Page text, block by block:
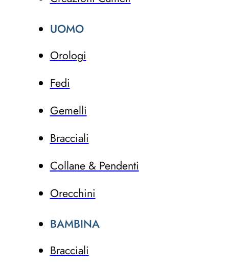
UOMO
Orologi
Fedi
Gemelli
Bracciali
Collane & Pendenti
Orecchini
BAMBINA
Bracciali